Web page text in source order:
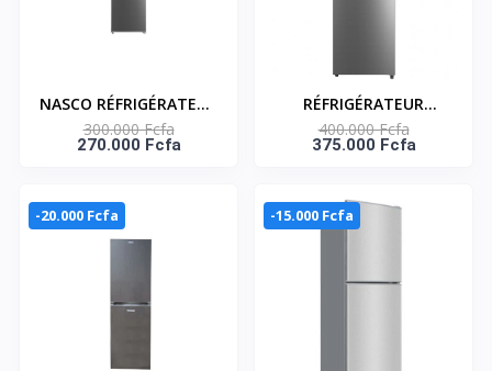
NASCO RÉFRIGÉRATEUR
COMBINÉ 326 LITRES –
MNASD2-450N1
300.000 Fcfa
270.000 Fcfa
RÉFRIGÉRATEUR
COMBINE 338 LITRES –
MNASD2-500N1TS
400.000 Fcfa
375.000 Fcfa
-20.000 Fcfa -15.000 Fcfa